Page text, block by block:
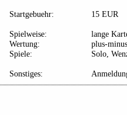
Startgebuehr: 15 EUR
Spielweise:
lange
Wertung:
plus-minus
Spiele:
Solo,
Sonstiges: